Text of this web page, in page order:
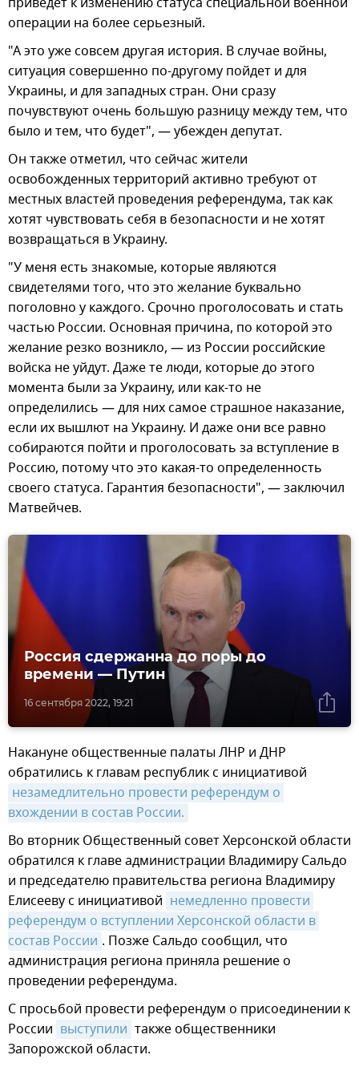
операции на более серьезный.
"А это уже совсем другая история. В случае войны,
ситуация совершенно по-другому пойдет и для
Украины, и для западных стран. Они сразу
почувствуют очень большую разницу между тем, что
было и тем, что будет", — убежден депутат.
Он также отметил, что сейчас жители
освобожденных территорий активно требуют от
местных властей проведения референдума, так как
хотят чувствовать себя в безопасности и не хотят
возвращаться в Украину.
"У меня есть знакомые, которые являются
свидетелями того, что это желание буквально
поголовно у каждого. Срочно проголосовать и стать
частью России. Основная причина, по которой это
желание резко возникло, — из России российские
войска не уйдут. Даже те люди, которые до этого
момента были за Украину, или как-то не
определились — для них самое страшное наказание,
если их вышлют на Украину. И даже они все равно
собираются пойти и проголосовать за вступление в
Россию, потому что это какая-то определенность
своего статуса. Гарантия безопасности", — заключил
Матвейчев.
16 сентября 2022, 19:21
Россия сдержанна до поры до
времени — Путин
Накануне общественные палаты ЛНР и ДНР
обратились к главам республик с инициативой
незамедлительно провести референдум о
вхождении в состав России.
Во вторник Общественный совет Херсонской области
обратился к главе администрации Владимиру Сальдо
и председателю правительства региона Владимиру
Елисееву с инициативой немедленно провести
референдум о вступлении Херсонской области в
состав России . Позже Сальдо сообщил, что
администрация региона приняла решение о
проведении референдума.
С просьбой провести референдум о присоединении к
России выступили также общественники
Запорожской области.